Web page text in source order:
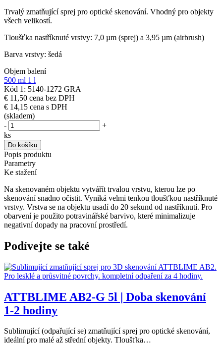
Trvalý zmatňující sprej pro optické skenování. Vhodný pro objekty
všech velikostí.
Tloušťka nastříknuté vrstvy: 7,0 µm (sprej) a 3,95 µm (airbrush)
Barva vrstvy: šedá
Objem balení
500 ml 1 l
Kód 1: 5140-1272 GRA
€ 11,50 cena bez DPH
€ 14,15 cena s DPH
(skladem)
-
+
ks
Do košíku
Popis produktu
Parametry
Ke stažení
Na skenovaném objektu vytvářít trvalou vrstvu, kterou lze po
skenování snadno očistit. Vyniká velmi tenkou tloušťkou nastříknuté
vrstvy. Vrstva se na objektu usadí do 20 sekund od nastříknutí. Pro
obarvení je použito potravinářské barvivo, které minimalizuje
negativní dopady na pracovní prostředí.
Podívejte se také
ATTBLIME AB2-G 5l | Doba skenování
1-2 hodiny
Sublimující (odpařující se) zmatňující sprej pro optické skenování,
ideální pro malé až střední objekty. Tloušťka…